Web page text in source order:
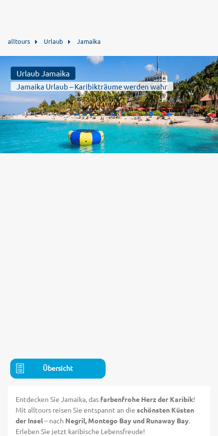
alltours Urlaub Jamaika
Urlaub Jamaika
Jamaika Urlaub – Karibikträume werden wahr
Übersicht
Entdecken Sie Jamaika, das farbenfrohe Herz der Karibik!
Mit alltours reisen Sie entspannt an die schönsten Küsten
der Insel– nach Negril, Montego Bay und Runaway Bay.
Erleben Sie jetzt karibische Lebensfreude!